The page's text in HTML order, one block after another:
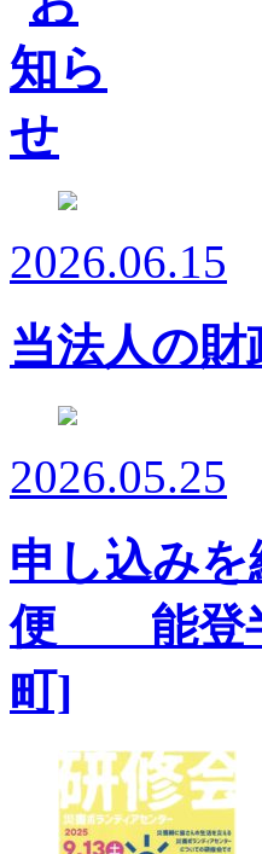
2026.06.15
当法人の
2026.05.25
申し込み
便 能登半
町]